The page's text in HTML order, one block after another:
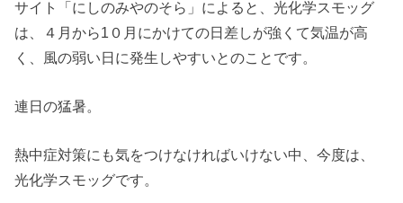
サイト「にしのみやのそら」によると、光化学スモッグ
は、４月から1０月にかけての日差しが強くて気温が高
く、風の弱い日に発生しやすいとのことです。
連日の猛暑。
熱中症対策にも気をつけなければいけない中、今度は、
光化学スモッグです。